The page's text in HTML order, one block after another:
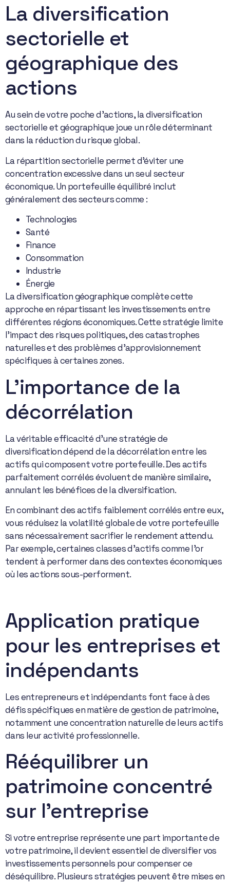
La diversification
sectorielle et
géographique des
actions
Au sein de votre poche d’actions, la diversification
sectorielle et géographique joue un rôle déterminant
dans la réduction du risque global.
La répartition sectorielle permet d’éviter une
concentration excessive dans un seul secteur
économique. Un portefeuille équilibré inclut
généralement des secteurs comme :
Technologies
Santé
Finance
Consommation
Industrie
Énergie
La diversification géographique complète cette
approche en répartissant les investissements entre
différentes régions économiques. Cette stratégie limite
l’impact des risques politiques, des catastrophes
naturelles et des problèmes d’approvisionnement
spécifiques à certaines zones.
L’importance de la
décorrélation
La véritable efficacité d’une stratégie de
diversification dépend de la décorrélation entre les
actifs qui composent votre portefeuille. Des actifs
parfaitement corrélés évoluent de manière similaire,
annulant les bénéfices de la diversification.
En combinant des actifs faiblement corrélés entre eux,
vous réduisez la volatilité globale de votre portefeuille
sans nécessairement sacrifier le rendement attendu.
Par exemple, certaines classes d’actifs comme l’or
tendent à performer dans des contextes économiques
où les actions sous-performent.
Application pratique
pour les entreprises et
indépendants
Les entrepreneurs et indépendants font face à des
défis spécifiques en matière de gestion de patrimoine,
notamment une concentration naturelle de leurs actifs
dans leur activité professionnelle.
Rééquilibrer un
patrimoine concentré
sur l’entreprise
Si votre entreprise représente une part importante de
votre patrimoine, il devient essentiel de diversifier vos
investissements personnels pour compenser ce
déséquilibre. Plusieurs stratégies peuvent être mises en